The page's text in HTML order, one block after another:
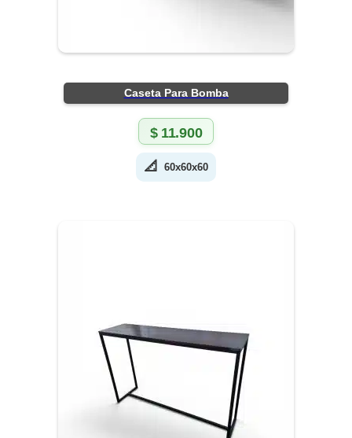
Caseta Para Bomba
$11.900
📐 60x60x60